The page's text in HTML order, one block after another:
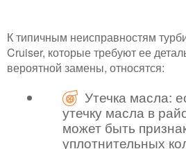
К типичным неисправностям
Cruiser, которые требуют ее
вероятной замены, относятся:
Утечка масла:
утечку масла в
может быть
уплотнительных